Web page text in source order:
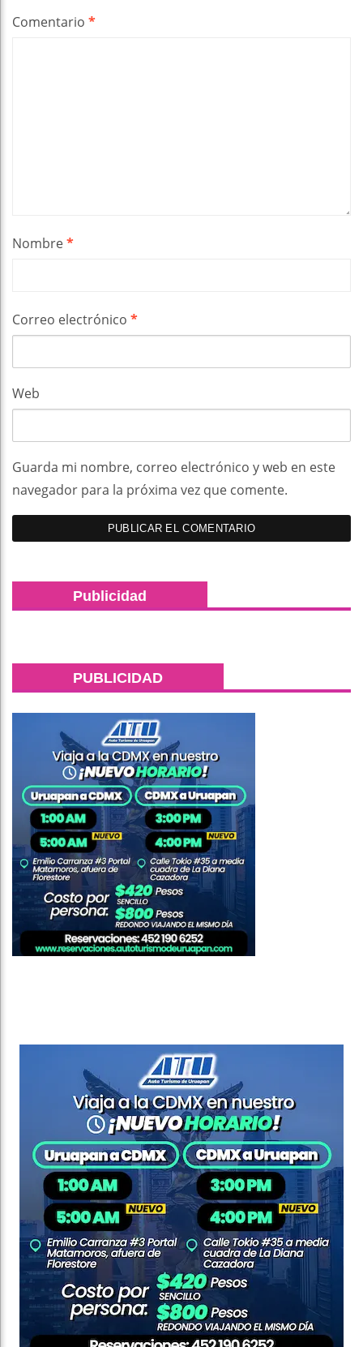
Comentario *
Nombre*
Correo electrónico *
Web
Guarda mi nombre, correo electrónico y web en este
navegador para la próxima vez que comente.
Publicidad
PUBLICIDAD